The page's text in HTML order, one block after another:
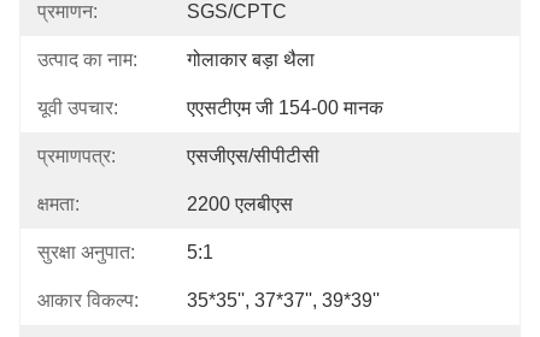
प्रमाणन: SGS/CPTC
उत्पाद का नाम: गोलाकार बड़ा थैला
यूवी उपचार: एएसटीएम जी 154-00 मानक
प्रमाणपत्र: एसजीएस/सीपीटीसी
क्षमता: 2200 एलबीएस
सुरक्षा अनुपात: 5:1
आकार विकल्प: 35*35'', 37*37'', 39*39''